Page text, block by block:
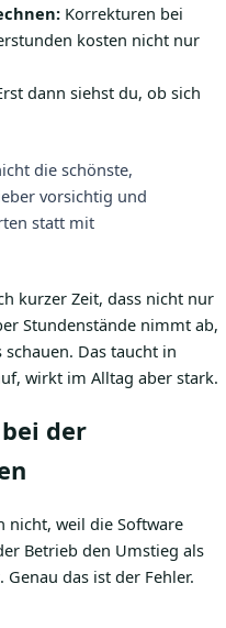
Korrekturen bei
kosten nicht nur
dann siehst du, ob sich
die schönste,
vorsichtig und
statt mit
kurzer Zeit, dass nicht nur
Stundenstände nimmt ab,
Das taucht in
wirkt im Alltag aber stark.
der
nicht, weil die Software
Betrieb den Umstieg als
das ist der Fehler.